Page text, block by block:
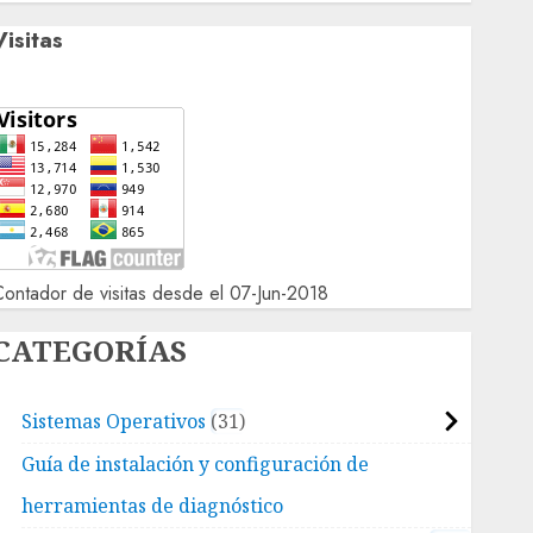
de visitas desde el 07-Jun-2018
Sistemas Operativos 31
Guía de instalación y configuración de
herramientas de diagnóstico